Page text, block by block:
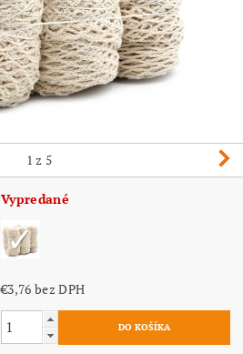
1 z 5
Vypredané
€3,76 bez DPH